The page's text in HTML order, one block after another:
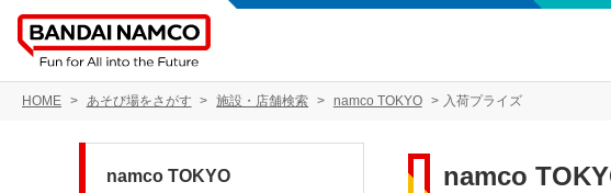
HOME あそび場をさがす 施設・店舗検索 namco TOKYO 入荷プライズ
namco
namco TOKYO